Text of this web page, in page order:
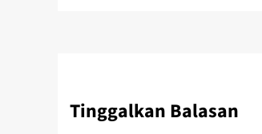
Tinggalkan Balasan